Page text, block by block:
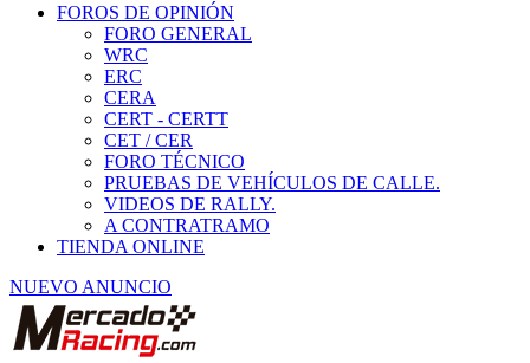
Inicio
Neumáticos de Competición
Asfalto 16p
Pirelli cinturato